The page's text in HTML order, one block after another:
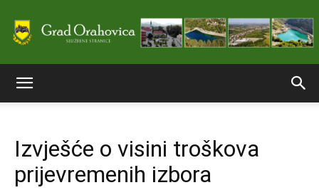
stranice
Izvješće o visini troškova
prijevremenih izbora